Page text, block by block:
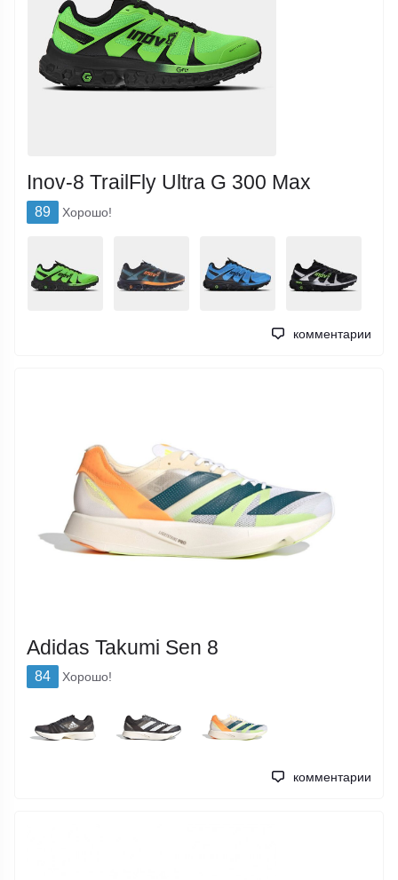
Inov-8 TrailFly Ultra G 300 Max
89 Хорошо!
комментарии
Adidas Takumi Sen 8
84 Хорошо!
комментарии